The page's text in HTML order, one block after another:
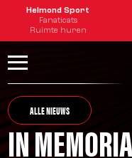
Helmond Sport
Fanaticats
Ruimte huren
ALLE NIEUWS
IN